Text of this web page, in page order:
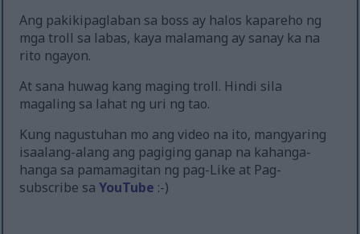
Ang pakikipaglaban sa boss ay halos kapareho ng
mga troll sa labas, kaya malamang ay sanay ka na
rito ngayon.
At sana huwag kang maging troll. Hindi sila
magaling sa lahat ng uri ng tao.
Kung nagustuhan mo ang video na ito, mangyaring
isaalang-alang ang pagiging ganap na kahanga-
hanga sa pamamagitan ng pag-Like at Pag-
subscribe saYouTube :-)